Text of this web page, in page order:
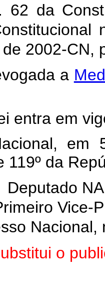
62 da
2002-CN,
a
entra em
119º da
Deputado
Vice-
Nacional,
o